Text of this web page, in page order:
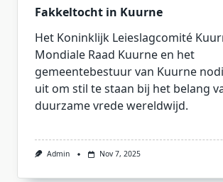
Fakkeltocht in Kuurne
Het Koninklijk Leieslagcomité
Mondiale Raad Kuurne en het
gemeentebestuur van Kuurne
uit om stil te staan bij het belang
duurzame vrede wereldwijd.
Admin Nov 7, 2025